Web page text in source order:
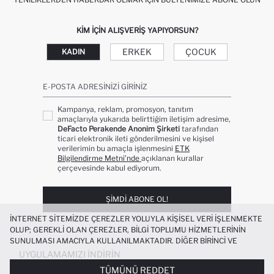
KIM IÇIN ALIŞVERIŞ YAPIYORSUN?
KADIN ERKEK ÇOCUK
E-POSTA ADRESINIZI GIRINIZ
Kampanya, reklam, promosyon, tanıtım
amaçlarıyla yukarıda belirttiğim iletişim adresime,
DeFacto Perakende Anonim Şirketi tarafından
ticari elektronik ileti gönderilmesini ve kişisel
verilerimin bu amaçla işlenmesini ETK
Bilgilendirme Metni’nde açıklanan kurallar
çerçevesinde kabul ediyorum.
ŞIMDI ABONE OL!
UYGULAMAMIZI İNDIRIN
İNTERNET SITEMIZDE ÇEREZLER YOLUYLA KIŞISEL VERI IŞLENMEKTE
OLUP; GEREKLI OLAN ÇEREZLER, BILGI TOPLUMU HIZMETLERININ
SUNULMASI AMACIYLA KULLANILMAKTADIR. DIĞER BIRINCI VE
ÜÇÜNCÜ TARAF ÇEREZLER ISE SIZE DAHA IYI BIR ALIŞVERIŞ
DENEYIMI SUNULABILMESI, SITEMIZIN DAHA IŞLEVSEL KILINMASI VE
TÜMÜNÜ REDDET